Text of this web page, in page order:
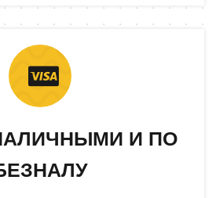
И ПО